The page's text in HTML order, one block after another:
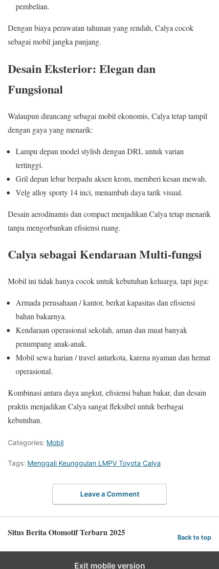
pembelian.
Dengan biaya perawatan tahunan yang rendah, Calya cocok
sebagai mobil jangka panjang.
Desain Eksterior: Elegan dan
Fungsional
Walaupun dirancang sebagai mobil ekonomis, Calya tetap tampil
dengan gaya yang menarik:
Lampu depan model stylish dengan DRL untuk varian
tertinggi.
Gril depan lebar berpadu aksen krom, memberi kesan mewah.
Velg alloy sporty 14 inci, menambah daya tarik visual.
Desain aerodinamis dan compact menjadikan Calya tetap menarik
tanpa mengorbankan efisiensi ruang.
Calya sebagai Kendaraan Multi-fungsi
Mobil ini tidak hanya cocok untuk kebutuhan keluarga, tapi juga:
Armada perusahaan / kantor, berkat kapasitas dan efisiensi
bahan bakarnya.
Kendaraan operasional sekolah, aman dan muat banyak
penumpang anak-anak.
Mobil sewa harian / travel antarkota, karena nyaman dan hemat
operasional.
Kombinasi antara daya angkut, efisiensi bahan bakar, dan desain
praktis menjadikan Calya sangat fleksibel untuk berbagai
kebutuhan.
Categories: Mobil
Tags: Menggali Keunggulan LMPV Toyota Calya
Leave a Comment
Situs Berita Otomotif Terbaru 2025 Back to top
Exit mobile version